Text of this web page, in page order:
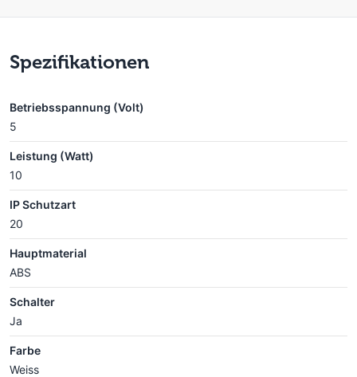
Spezifikationen
Betriebsspannung (Volt)
5
Leistung (Watt)
10
IP Schutzart
20
Hauptmaterial
ABS
Schalter
Ja
Farbe
Weiss